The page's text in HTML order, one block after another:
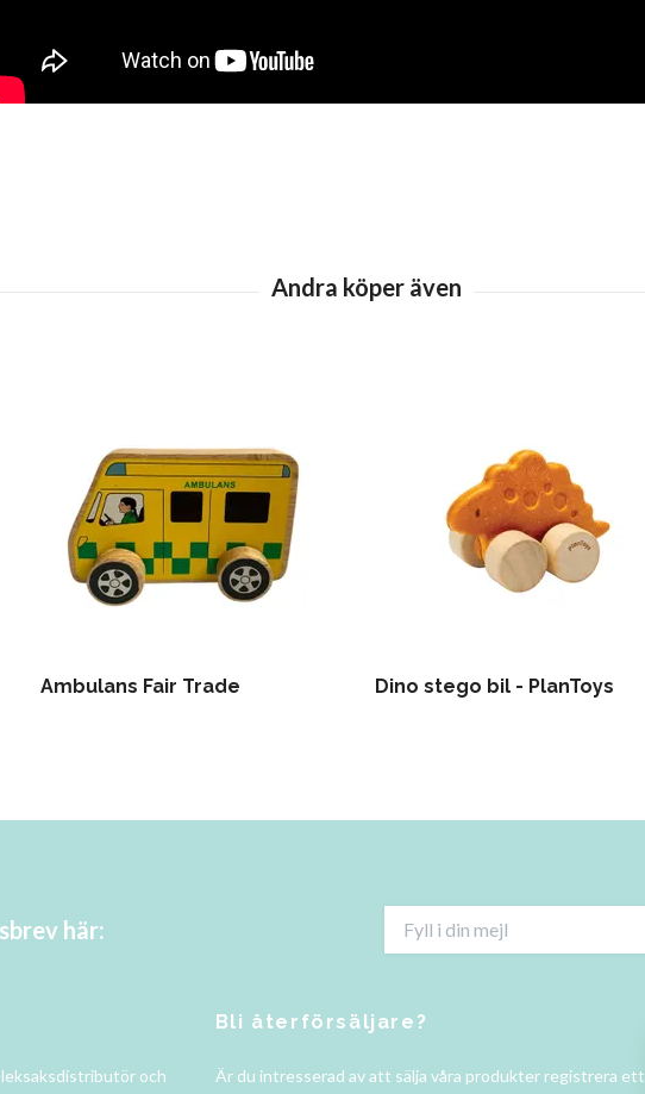
Ambulans Fair Trade Dino stego bil - PlanToys
här:
och
Bli återförsäljare?
Är du intresserad av att sälja våra produkter registrera ett